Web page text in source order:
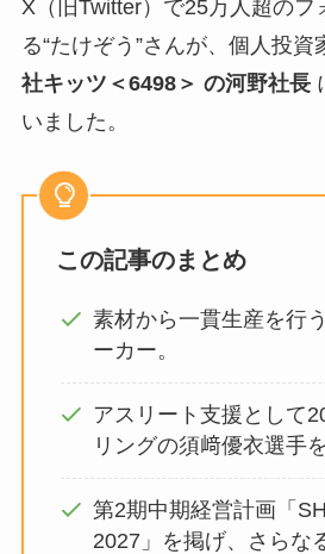
X（旧Twitter）で25万人超のフ
る“たけぞう”さんが、個人投資
社キッツ＜6498＞ の河野社長
いました。
この記事のまとめ
素材から一貫生産を行
ーカー。
アスリート支援として
リングの須﨑優衣選手
第2期中期経営計画「
2027」を掲げ、さらな